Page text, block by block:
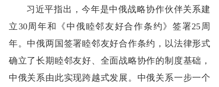
习近平指出，今年是中俄战略协作伙伴关系建
立30周年和《中俄睦邻友好合作条约》签署25周
年。中俄两国签署睦邻友好合作条约，以法律形式
确立了长期睦邻友好、全面战略协作的制度基础，
中俄关系由此实现跨越式发展。中俄关系一步一个